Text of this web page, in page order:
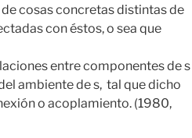
cosas concretas distintas de
con éstos, o sea que
entre componentes de s
ambiente de s, tal que dicho
o acoplamiento. (1980,